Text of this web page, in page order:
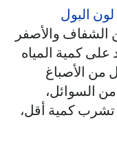
لون البول
الشفاف والأصفر
على كمية المياه
من الأصباغ
السوائل،
تشرب كمية أقل،